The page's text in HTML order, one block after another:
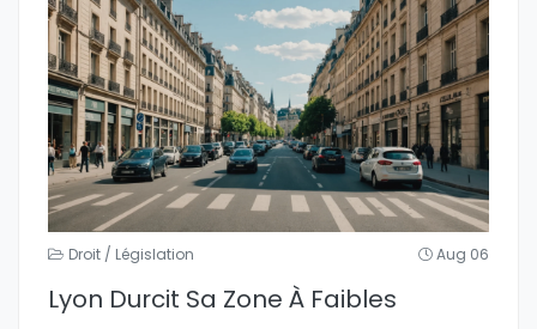
Droit / Législation Aug 06
Lyon Durcit Sa Zone À Faibles